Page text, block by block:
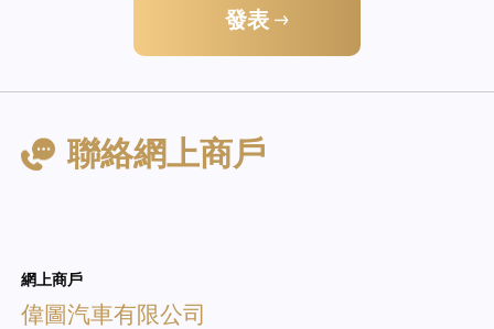
發表
聯絡網上商戶
網上商戶
偉圖汽車有限公司